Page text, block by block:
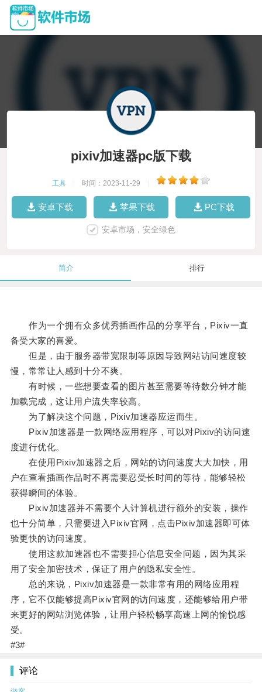
pixiv加速器pc版下载
工具 时间：2023-11-29
安卓下载 苹果下载 PC下载
安卓市场，安全绿色
简介 排行
作为一个拥有众多优秀插画作品的分享平台，Pixiv一直
备受大家的喜爱。
但是，由于服务器带宽限制等原因导致网站访问速度较
慢，常常让人感到十分不爽。
有时候，一些想要查看的图片甚至需要等待数分钟才能
加载完成，这让用户流失率较高。
为了解决这个问题，Pixiv加速器应运而生。
Pixiv加速器是一款网络应用程序，可以对Pixiv的访问速
度进行优化。
在使用Pixiv加速器之后，网站的访问速度大大加快，用
户在查看插画作品时不再需要忍受长时间的等待，能够轻松
获得瞬间的体验。
Pixiv加速器并不需要个人计算机进行额外的安装，操作
也十分简单，只需要进入Pixiv官网，点击Pixiv加速器即可体
验更快的访问速度。
使用这款加速器也不需要担心信息安全问题，因为其采
用了安全加密技术，保证了用户的隐私安全性。
总的来说，Pixiv加速器是一款非常有用的网络应用程
序，它不仅能够提高Pixiv官网的访问速度，还能够给用户带
来更好的网站浏览体验，让用户轻松畅享高速上网的愉悦感
受。
#3#
评论